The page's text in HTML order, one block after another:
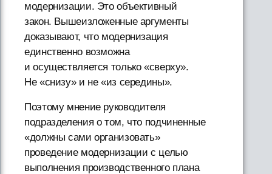
модернизации. Это объективный
закон. Вышеизложенные аргументы
доказывают, что модернизация
единственно возможна
и осуществляется только «сверху».
Не «снизу» и не «из середины».
Поэтому мнение руководителя
подразделения о том, что подчиненные
«должны сами организовать»
проведение модернизации с целью
выполнения производственного плана